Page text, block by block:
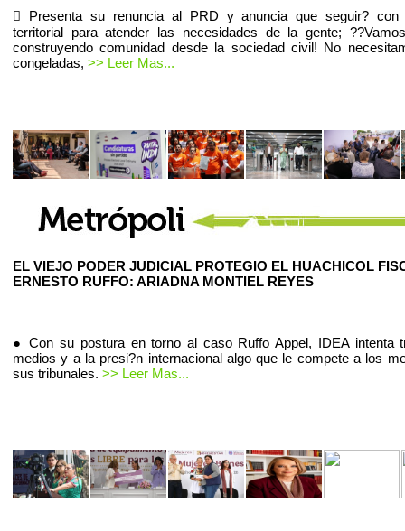
 Presenta su renuncia al PRD y anuncia que seguir? con
territorial para atender las necesidades de la gente;
construyendo comunidad desde la sociedad civil! No
congeladas, >> Leer Mas...
EL VIEJO PODER JUDICIAL PROTEGIO EL HUACHICOL
ERNESTO RUFFO: ARIADNA MONTIEL REYES
● Con su postura en torno al caso Ruffo Appel, IDEA intenta
medios y a la presi?n internacional algo que le compete a los
sus tribunales. >> Leer Mas...